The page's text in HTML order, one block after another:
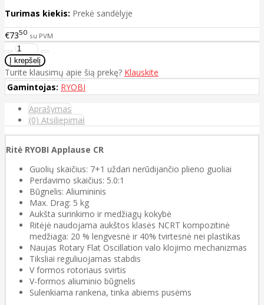
Turimas kiekis: Prekė sandėlyje
€7350 su PVM
Turite klausimų apie šią prekę? Klauskite
Gamintojas: RYOBI
Aprašymas
(0) Atsiliepimai
Ritė RYOBI Applause CR
Guolių skaičius: 7+1 uždari nerūdijančio plieno guoliai
Perdavimo skaičius: 5.0:1
Būgnelis: Aliumininis
Max. Drag: 5 kg
Aukšta surinkimo ir medžiagų kokybė
Ritėjė naudojama aukštos klasės NCRT kompozitinė
medžiaga: 20 % lengvesnė ir 40% tvirtesnė nei plastikas
Naujas Rotary Flat Oscillation valo klojimo mechanizmas
Tiksliai reguliuojamas stabdis
V formos rotoriaus svirtis
V-formos aliuminio būgnelis
Sulenkiama rankena, tinka abiems pusėms